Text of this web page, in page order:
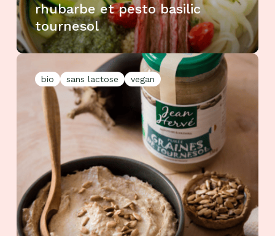
rhubarbe et pesto basilic
tournesol
bio sans lactose vegan